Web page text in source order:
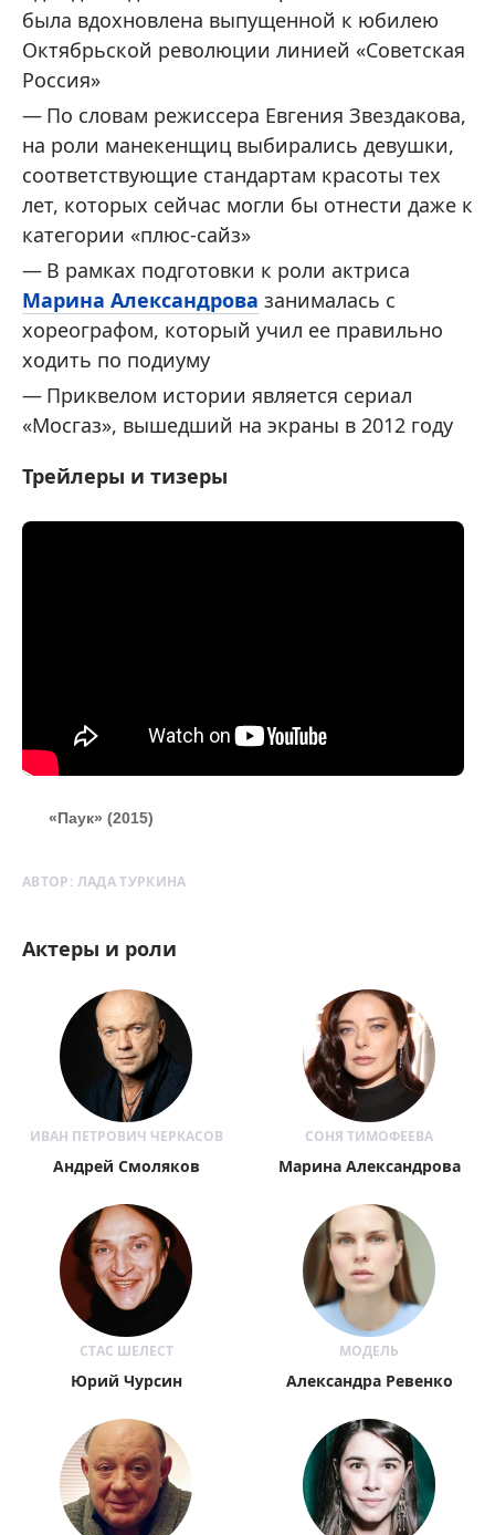
была вдохновлена выпущенной к юбилею
Октябрьской революции линией «Советская
Россия»
По словам режиссера Евгения Звездакова,
на роли манекенщиц выбирались девушки,
соответствующие стандартам красоты тех
лет, которых сейчас могли бы отнести даже к
категории «плюс-сайз»
В рамках подготовки к роли актриса
Марина Александрова занималась с
хореографом, который учил ее правильно
ходить по подиуму
Приквелом истории является сериал
«Мосгаз», вышедший на экраны в 2012 году
Трейлеры и тизеры
«Паук» (2015)
АВТОР: ЛАДА ТУРКИНА
Актеры и роли
ИВАН ПЕТРОВИЧ ЧЕРКАСОВ
Андрей Смоляков
СОНЯ ТИМОФЕЕВА
Марина Александрова
СТАС ШЕЛЕСТ
​Юрий Чурсин
МОДЕЛЬ
Александра Ревенко